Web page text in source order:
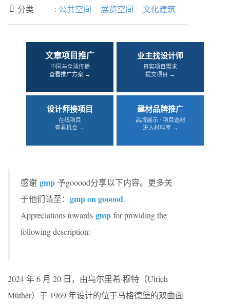
 分类 : 公共空间 展览空间 文化建筑
文章项目推广
中国与全球传播
查看推广方案 →
业主找设计师
真实项目需求
提交项目 →
设计师接项目
在线项目
查看机会 →
建材品牌推广
品牌展示 · 项目选材
进入材料库 →
感谢 gmp 予gooood分享以下内容。更多关
于他们请至： gmp on gooood.
Appreciations towards gmp for providing the
following description:
2024 年 6 月 20 日，由乌尔里希·穆特（Ulrich
Müther）于 1969 年设计的位于马格德堡的双曲面